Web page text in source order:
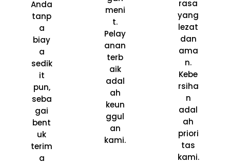
Anda
tanp
a
biay
a
sedik
it
pun,
seba
gai
bent
uk
terim
a
meni
t.
Pelay
anan
terb
aik
adal
ah
keun
ggul
an
kami.
rasa
yang
lezat
dan
ama
n.
Kebe
rsiha
n
adal
ah
priori
tas
kami.